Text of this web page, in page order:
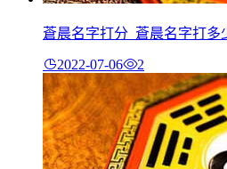
蒼晨名字打分_蒼晨名字打多
2022-07-06 2